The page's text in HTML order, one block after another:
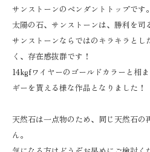
サンストーンのペンダントトップです。
太陽の石、サンストーンは、勝利を司
サンストーンならではのキラキラとし
く、存在感抜群です！
14kgfワイヤーのゴールドカラーと相
ギーを貰える様な作品となりました！
天然石は一点物のため、同じ天然石の
ん。